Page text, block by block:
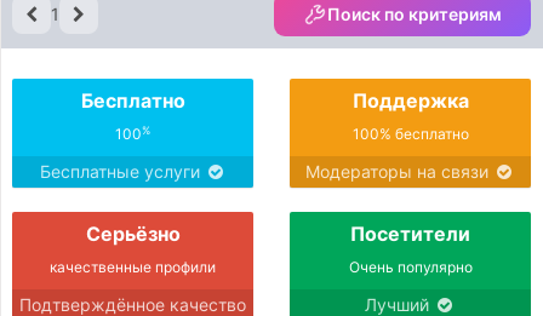
1 Поиск по критериям
Бесплатно
100%
Бесплатные услуги
Поддержка
100% бесплатно
Модераторы на связи
Серьёзно
качественные профили
Подтверждённое качество
Посетители
Очень популярно
Лучший